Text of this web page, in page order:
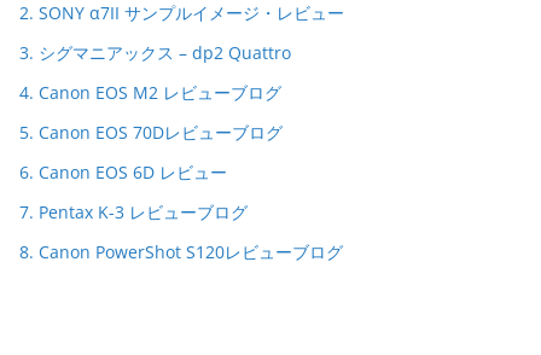
2. SONY α7II サンプルイメージ・レビュー
3. シグマニアックス – dp2 Quattro
4. Canon EOS M2 レビューブログ
5. Canon EOS 70Dレビューブログ
6. Canon EOS 6D レビュー
7. Pentax K-3 レビューブログ
8. Canon PowerShot S120レビューブログ